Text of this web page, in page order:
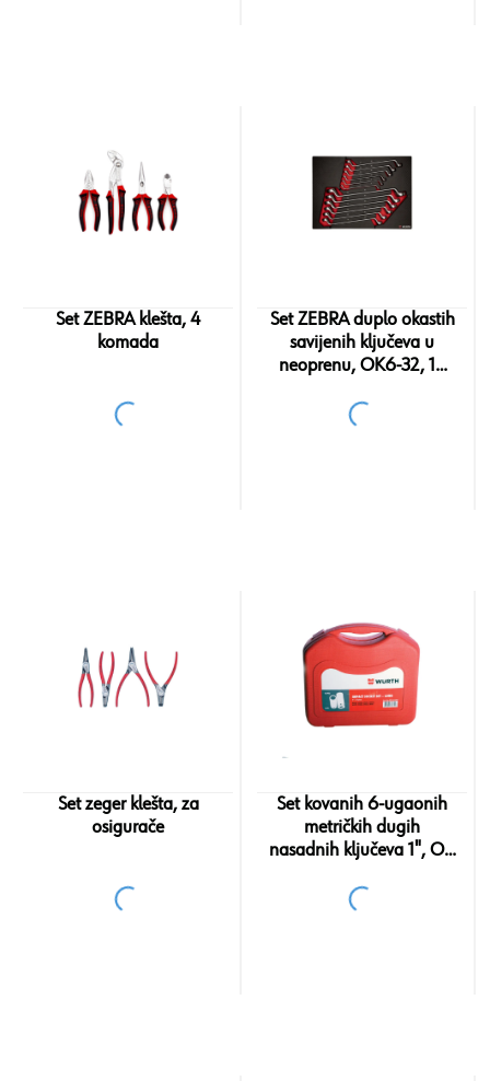
Set ZEBRA klešta, 4
komada
Set ZEBRA duplo okastih
savijenih ključeva u
neoprenu, OK6-32, 12
Set zeger klešta, za
osigurače
Set kovanih 6-ugaonih
metričkih dugih
nasadnih ključeva 1", OK